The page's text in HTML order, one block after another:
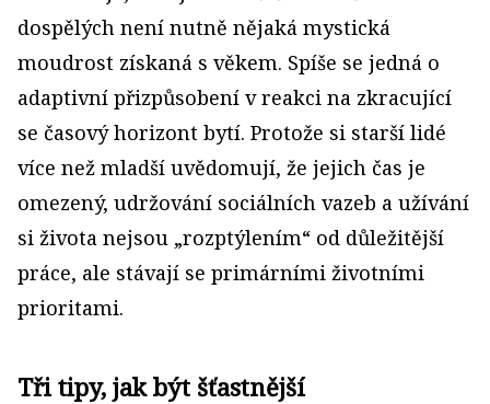
dospělých není nutně nějaká mystická
moudrost získaná s věkem. Spíše se jedná o
adaptivní přizpůsobení v reakci na zkracující
se časový horizont bytí. Protože si starší lidé
více než mladší uvědomují, že jejich čas je
omezený, udržování sociálních vazeb a užívání
si života nejsou „rozptýlením“ od důležitější
práce, ale stávají se primárními životními
prioritami.
Tři tipy, jak být šťastnější